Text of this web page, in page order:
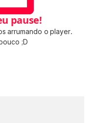
pause!
arrumando o player.
;D